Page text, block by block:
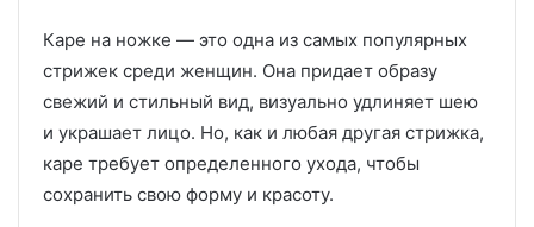
Каре на ножке — это одна из самых популярных
стрижек среди женщин. Она придает образу
свежий и стильный вид, визуально удлиняет шею
и украшает лицо. Но, как и любая другая стрижка,
каре требует определенного ухода, чтобы
сохранить свою форму и красоту.